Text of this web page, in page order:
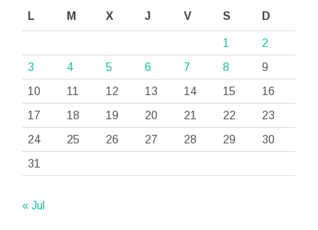
L
M X J V S D
1
2
3
4 5 6 7 8
9
10
11 12 13 14 15
16
17
18 19 20 21 22
23
24
25 26 27 28 29
30
31
« Jul